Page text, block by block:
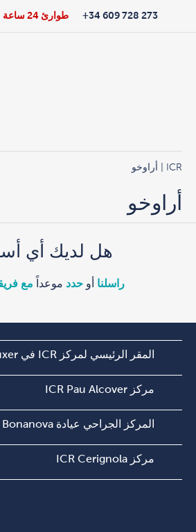
طوارئ 24 ساعة 273 728 609 34+
ICR | أراوخو
أراوخو
هل لديك أي
راسلنا أوحدد موعداً مع
المقر الرئيسي لمركز ICR في Ganduxer
مركز ICR Pau Alcover
المركز الجراحي عيادة Bonanova
مركز ICR Cerignola